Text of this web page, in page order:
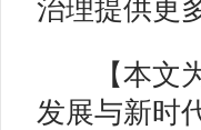
治理提供更
【本文为
发展与新时